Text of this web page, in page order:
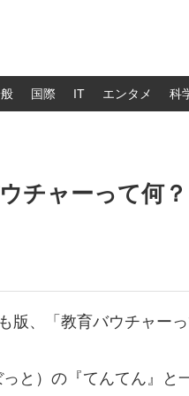
国際 IT エンタメ 科
チャーって何？
版、「教育バウチャー
と）の『てんてん』と